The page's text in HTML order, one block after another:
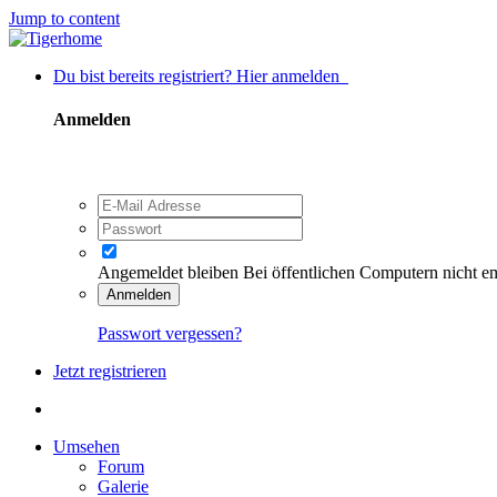
Jump to content
Du bist bereits registriert? Hier anmelden
Anmelden
Angemeldet bleiben Bei öffentlichen Computern nicht
Anmelden
Passwort vergessen?
Jetzt registrieren
Umsehen
Forum
Galerie